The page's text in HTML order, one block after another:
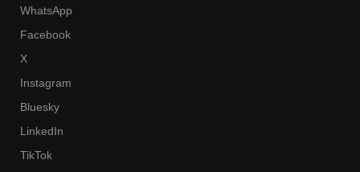
WhatsApp
Facebook
X
Instagram
Bluesky
LinkedIn
TikTok